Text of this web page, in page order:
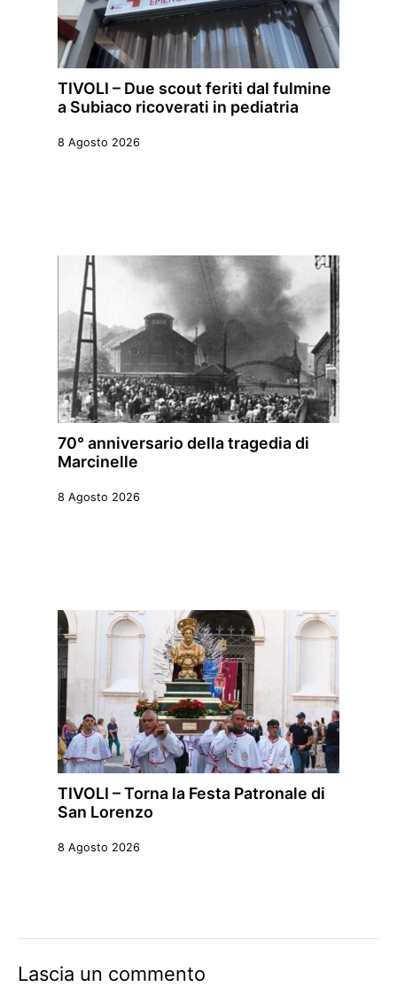
TIVOLI – Due scout feriti dal fulmine
a Subiaco ricoverati in pediatria
8 Agosto 2026
70° anniversario della tragedia di
Marcinelle
8 Agosto 2026
TIVOLI – Torna la Festa Patronale di
San Lorenzo
8 Agosto 2026
Lascia un commento